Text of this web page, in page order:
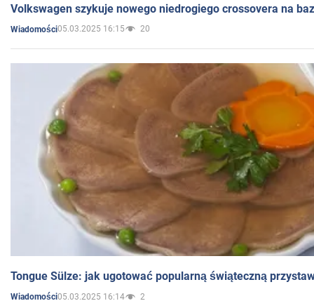
Volkswagen szykuje nowego niedrogiego crossovera na
Wiadomości05.03.2025 16:15 20
Tongue Sülze: jak ugotować popularną świąteczną
Wiadomości05.03.2025 16:14 2